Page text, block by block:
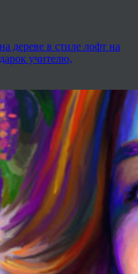
дереве в стиле лофт на
учителю,